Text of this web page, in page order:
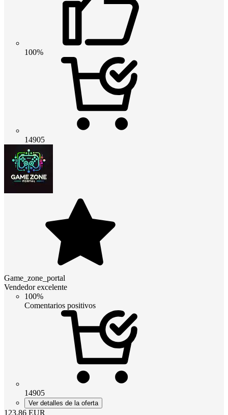
100%
14905
Game_zone_portal
Vendedor excelente
100%
Comentarios positivos
14905
Ver detalles de la oferta
123.86 EUR